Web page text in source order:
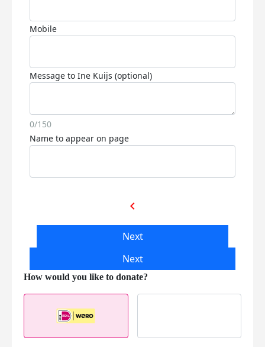
Mobile
Message to Ine Kuijs (optional)
0/150
Name to appear on page
chevron_left
Next
Next